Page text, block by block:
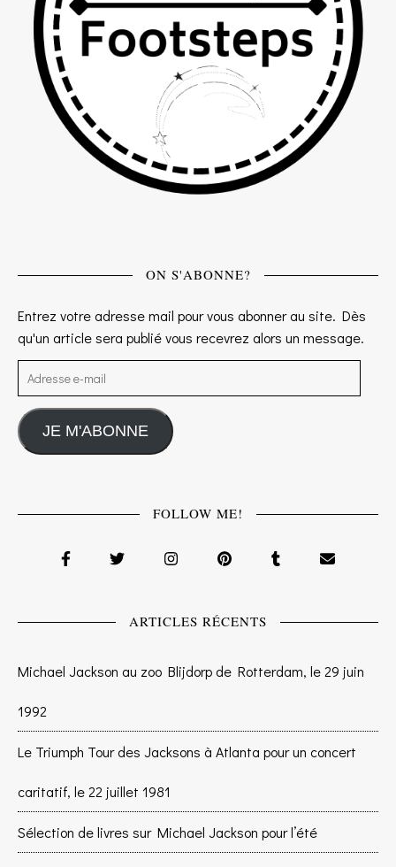
ON S'ABONNE?
Entrez votre adresse mail pour vous abonner au site. Dès
qu'un article sera publié vous recevrez alors un message.
Adresse e-mail
JE M'ABONNE
FOLLOW ME!
ARTICLES RÉCENTS
Michael Jackson au zoo Blijdorp de Rotterdam, le 29 juin
1992
Le Triumph Tour des Jacksons à Atlanta pour un concert
caritatif, le 22 juillet 1981
Sélection de livres sur Michael Jackson pour l’été